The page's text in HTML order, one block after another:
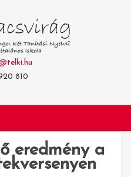
810
eredmény a